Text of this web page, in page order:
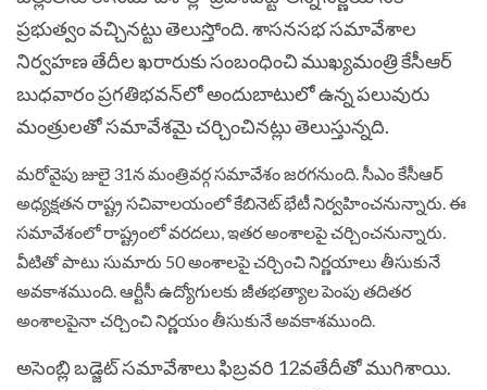
ప్రభుత్వం వచ్చినట్టు తెలుస్తోంది. శాసనసభ సమావేశాల
నిర్వహ‌ణ తేదీల ఖరారుకు సంబంధించి ముఖ్యమంత్రి కేసీఆర్‌
బుధవారం ప్రగతిభవన్‌లో అందుబాటులో ఉన్న పలువురు
మంత్రులతో సమావేశమై చర్చించినట్లు తెలుస్తున్నది.
మరోవైపు జులై 31న మంత్రివర్గ సమావేశం జరగనుంది. సీఎం కేసీఆర్‌
అధ్యక్షతన రాష్ట్ర సచివాలయంలో కేబినెట్‌ భేటీ నిర్వహించనున్నారు. ఈ
సమావేశంలో రాష్ట్రంలో వరదలు, ఇతర అంశాలపై చర్చించనున్నారు.
వీటితో పాటు సుమారు 50 అంశాలపై చర్చించి నిర్ణయాలు తీసుకునే
అవకాశముంది. ఆర్టీసీ ఉద్యోగులకు జీతభత్యాల పెంపు తదితర
అంశాలపైనా చర్చించి నిర్ణయం తీసుకునే అవకాశముంది.
అసెంబ్లి బడ్జెట్‌ సమావేశాలు ఫిబ్రవరి 12వతేదీతో ముగిశాయి.